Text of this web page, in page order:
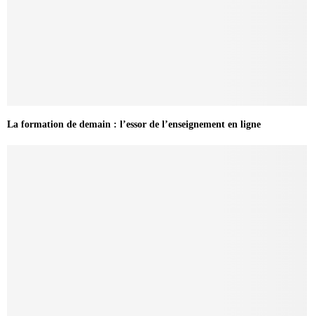
La formation de demain : l’essor de l’enseignement en ligne